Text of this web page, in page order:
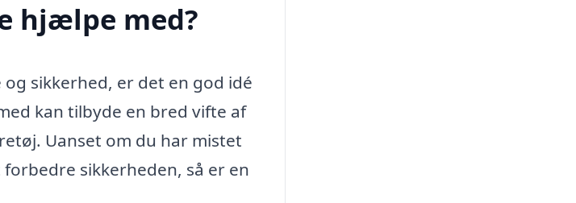
hjælpe med?
sikkerhed, er det en god idé
kan tilbyde en bred vifte af
Uanset om du har mistet
sikkerheden, så er en